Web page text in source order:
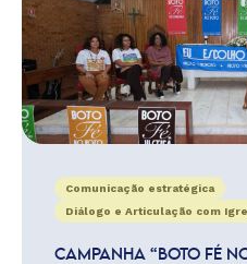
Comunicação estratégica
Diálogo e Articulação com
CAMPANHA “BOTO FÉ